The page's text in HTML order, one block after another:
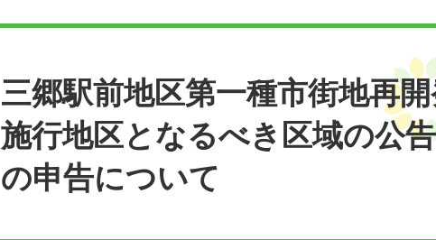
三郷駅前地区第一種市街地再
施行地区となるべき区域の公
の申告について